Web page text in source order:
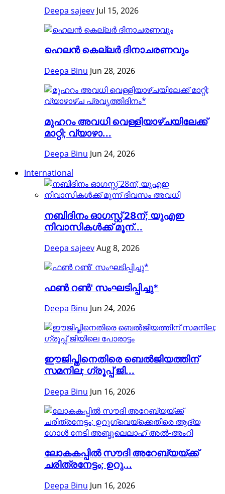
Deepa sajeev Jul 15, 2026
ഹെലന്‍ കെല്ലര്‍ ദിനാചരണവും
Deepa Binu Jun 28, 2026
മുഹറം അവധി വെള്ളിയാഴ്ചയിലേക്ക്
മാറ്റി; വ്യാഴാ...
Deepa Binu Jun 24, 2026
International
നബിദിനം ഓഗസ്റ്റ് 28ന്; യുഎഇ
നിവാസികൾക്ക് മൂന്...
Deepa sajeevAug 8, 2026
ഫൺ റൺ' സംഘടിപ്പിച്ചു*
Deepa Binu Jun 24, 2026
ഈജിപ്തിനെതിരെ ബെൽജിയത്തിന്
സമനില; ഗ്രൂപ്പ് ജി...
Deepa Binu Jun 16, 2026
ലോകകപ്പിൽ സൗദി അറേബ്യയ്ക്ക്
ചരിത്രനേട്ടം; ഉറു...
Deepa Binu Jun 16, 2026